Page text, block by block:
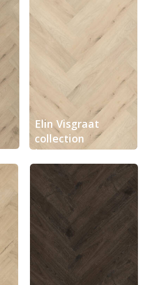
Elin Visgraat
collection
beige